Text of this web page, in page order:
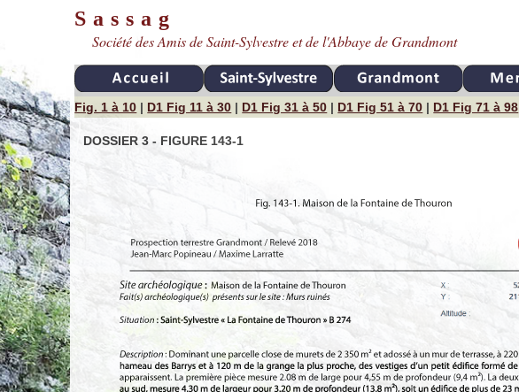
Sassag
Société des Amis de Saint-Sylvestre et de l'Abbaye de Grandmont
Fig. 1 à 10 | D1 Fig 11 à 30 | D1 Fig 31 à 50 | D1 Fig 51 à 70 | D1 Fig 71 à 98
DOSSIER 3 - FIGURE 143-1